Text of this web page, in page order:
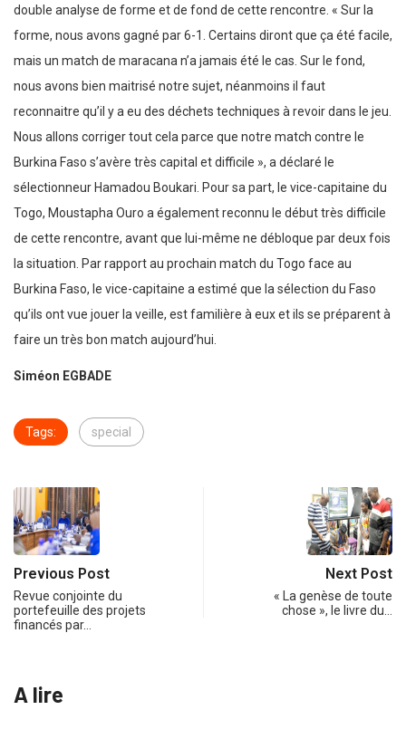
double analyse de forme et de fond de cette rencontre. « Sur la
forme, nous avons gagné par 6-1. Certains diront que ça été facile,
mais un match de maracana n’a jamais été le cas. Sur le fond,
nous avons bien maitrisé notre sujet, néanmoins il faut
reconnaitre qu’il y a eu des déchets techniques à revoir dans le jeu.
Nous allons corriger tout cela parce que notre match contre le
Burkina Faso s’avère très capital et difficile », a déclaré le
sélectionneur Hamadou Boukari. Pour sa part, le vice-capitaine du
Togo, Moustapha Ouro a également reconnu le début très difficile
de cette rencontre, avant que lui-même ne débloque par deux fois
la situation. Par rapport au prochain match du Togo face au
Burkina Faso, le vice-capitaine a estimé que la sélection du Faso
qu’ils ont vue jouer la veille, est familière à eux et ils se préparent à
faire un très bon match aujourd’hui.
Siméon EGBADE
Tags: special
Previous Post
Revue conjointe du
portefeuille des projets
financés par…
Next Post
« La genèse de toute
chose », le livre du…
A lire